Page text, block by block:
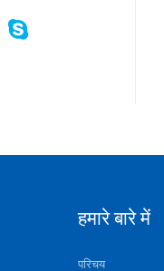
हमारे बारे में
परिचय